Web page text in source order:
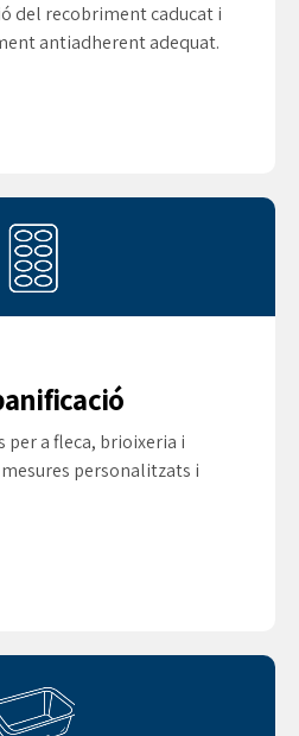
del recobriment caducat i
antiadherent adequat.
per a fleca, brioixeria i
personalitzats i